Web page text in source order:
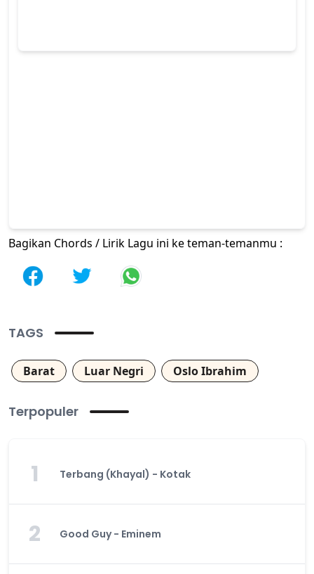
Bagikan Chords / Lirik Lagu ini ke teman-temanmu :
TAGS
Barat Luar Negri Oslo Ibrahim
Terpopuler
1 Terbang (Khayal) - Kotak
2 Good Guy - Eminem